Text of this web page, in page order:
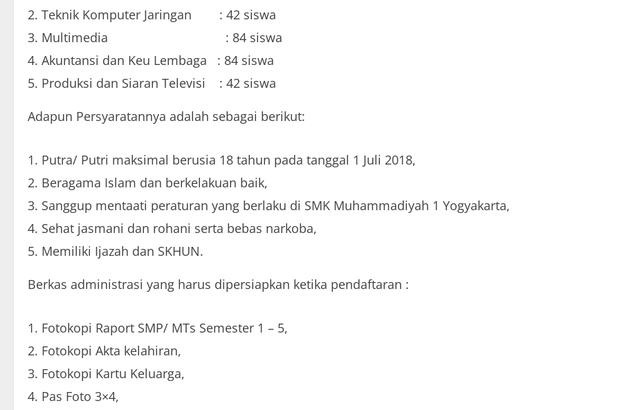
Teknik Komputer Jaringan : 42 siswa
Multimedia : 84 siswa
Akuntansi dan Keu Lembaga : 84 siswa
Produksi dan Siaran Televisi : 42 siswa
Adapun Persyaratannya adalah sebagai berikut:
Putra/ Putri maksimal berusia 18 tahun pada tanggal 1 Juli 2018,
Beragama Islam dan berkelakuan baik,
Sanggup mentaati peraturan yang berlaku di SMK Muhammadiyah 1 Yogyakarta,
Sehat jasmani dan rohani serta bebas narkoba,
Memiliki Ijazah dan SKHUN.
Berkas administrasi yang harus dipersiapkan ketika pendaftaran :
Fotokopi Raport SMP/ MTs Semester 1 – 5,
Fotokopi Akta kelahiran,
Fotokopi Kartu Keluarga,
Pas Foto 3×4,